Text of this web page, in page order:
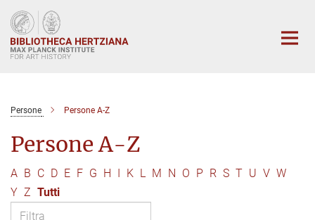
Main-
Content
Persone Persone A-Z
Persone A-Z
A B C D E F G H I K L M N O P R S T U V W
Y Z Tutti